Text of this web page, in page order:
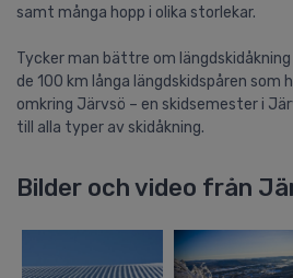
samt många hopp i olika storlekar.
Tycker man bättre om
de 100 km långa längdskidspåren som
omkring Järvsö – en skidsemester i
till alla typer av skidåkning.
Bilder och video från